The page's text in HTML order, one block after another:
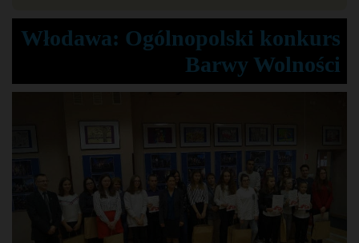
Włodawa: Ogólnopolski konkurs
Barwy Wolności